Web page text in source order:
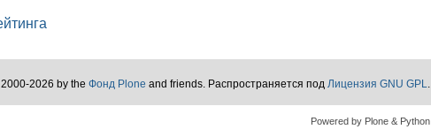
2000-2026 by theФонд Plone and friends. Распространяется подЛицензия GNU GPL.
Powered by Plone & Python